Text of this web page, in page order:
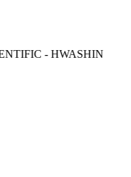
- HWASHIN